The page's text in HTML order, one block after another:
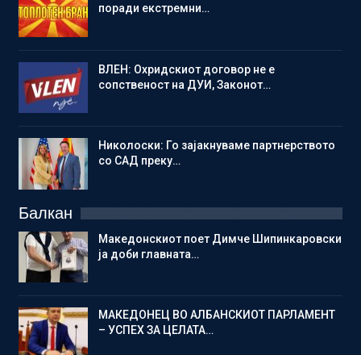
поради екстремни…
ВЛЕН: Охридскиот договор не е
сопственост на ДУИ, Законот…
Николоски: Го зајакнуваме партнерството
со САД преку…
Балкан
Македонскиот поет Димче Шипинкаровски
ја доби главната…
МАКЕДОНЕЦ ВО АЛБАНСКИОТ ПАРЛАМЕНТ
– УСПЕХ ЗА ЦЕЛАТА…